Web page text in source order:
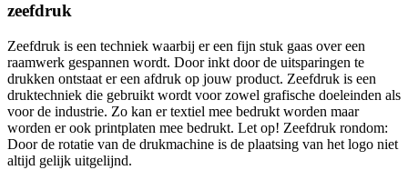
zeefdruk
Zeefdruk is een techniek waarbij er een fijn stuk gaas over een
raamwerk gespannen wordt. Door inkt door de uitsparingen te
drukken ontstaat er een afdruk op jouw product. Zeefdruk is een
druktechniek die gebruikt wordt voor zowel grafische doeleinden als
voor de industrie. Zo kan er textiel mee bedrukt worden maar
worden er ook printplaten mee bedrukt. Let op! Zeefdruk rondom:
Door de rotatie van de drukmachine is de plaatsing van het logo niet
altijd gelijk uitgelijnd.